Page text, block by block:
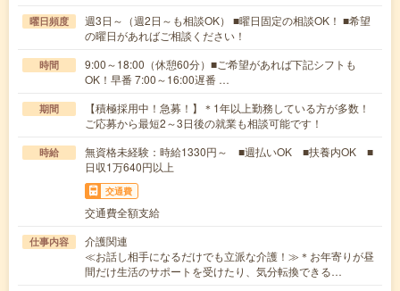
曜日頻度
週3日～（週2日～も相談OK） ■曜日固定の相談OK！ ■希望
の曜日があればご相談ください！
時間
9:00～18:00（休憩60分）■ご希望があれば下記シフトも
OK！早番 7:00～16:00遅番 …
期間
【積極採用中！急募！】＊1年以上勤務している方が多数！
ご応募から最短2～3日後の就業も相談可能です！
時給
無資格未経験：時給1330円～ ■週払いOK ■扶養内OK ■
日収1万640円以上
交通費
交通費全額支給
仕事内容
介護関連
≪お話し相手になるだけでも立派な介護！≫＊お年寄りが昼
間だけ生活のサポートを受けたり、気分転換できる…